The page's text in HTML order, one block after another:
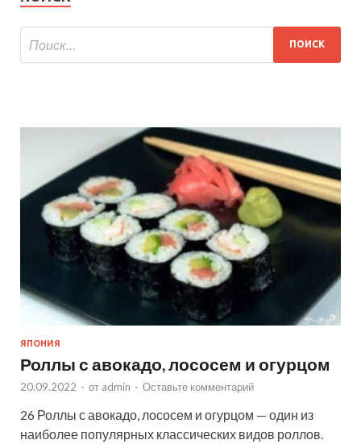
ЯПОНИЯ
Роллы с авокадо, лососем и огурцом
20.09.2022 - от admin - Оставьте комментарий
26 Роллы с авокадо, лососем и огурцом — один из
наиболее популярных классических видов роллов.